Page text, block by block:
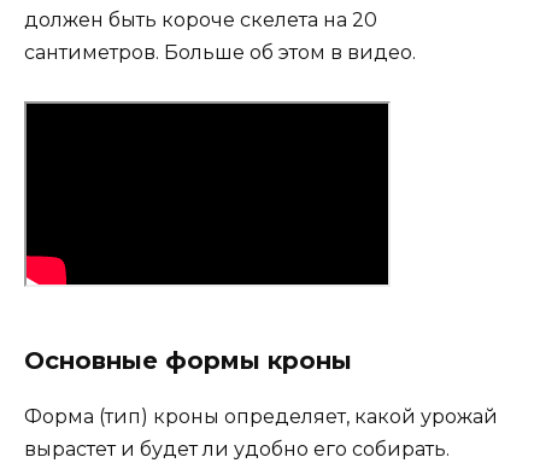
должен быть короче скелета на 20
сантиметров. Больше об этом в видео.
Основные формы кроны
Форма (тип) кроны определяет, какой урожай
вырастет и будет ли удобно его собирать.